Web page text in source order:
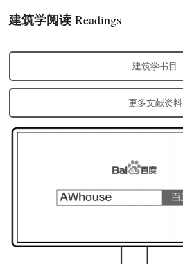
建筑学阅读 Readings
建筑学书目
更多文献资料